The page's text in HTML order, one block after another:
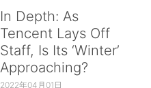
In Depth: As
Tencent Lays Off
Staff, Is Its ‘Winter’
Approaching?
2022年04月01日